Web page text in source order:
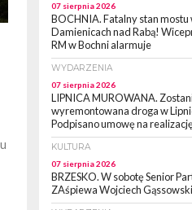
07 sierpnia 2026
BOCHNIA. Fatalny stan mostu
Damienicach nad Rabą!
RM w Bochni alarmuje
WYDARZENIA
07 sierpnia 2026
LIPNICA MUROWANA.
wyremontowana droga w
Podpisano umowę na
KULTURA
07 sierpnia 2026
BRZESKO. W sobotę Senior
ZAśpiewa Wojciech Gąssowski